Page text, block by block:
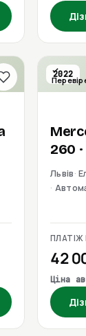
2022
260
Львів
ПЛАТІЖ
42
Ціна